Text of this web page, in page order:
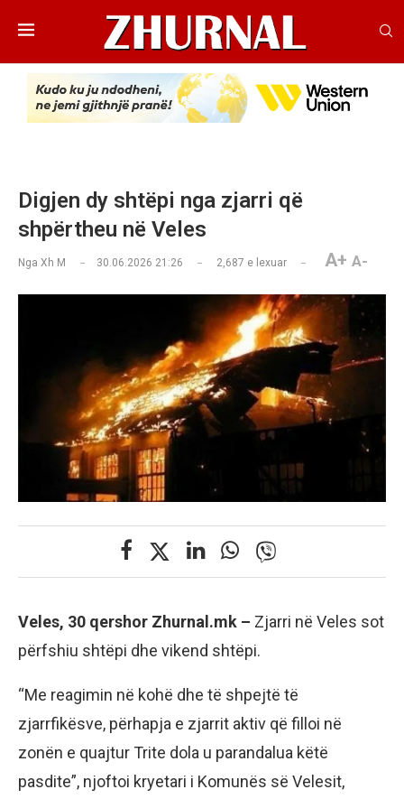
Digjen dy shtëpi nga zjarri që
shpërtheu në Veles
Nga Xh M 30.06.2026 21:26 2,687 e lexuar A+ A-
Veles, 30 qershor Zhurnal.mk – Zjarri në Veles sot
përfshiu shtëpi dhe vikend shtëpi.
“Me reagimin në kohë dhe të shpejtë të
zjarrfikësve, përhapja e zjarrit aktiv që filloi në
zonën e quajtur Trite dola u parandalua këtë
pasdite”, njoftoi kryetari i Komunës së Velesit,